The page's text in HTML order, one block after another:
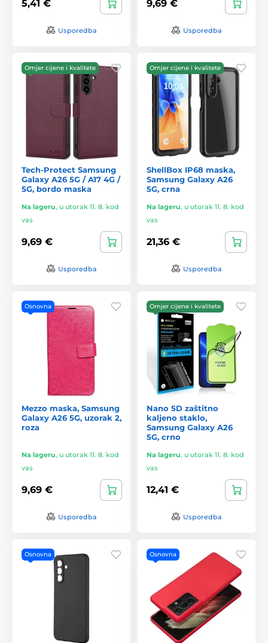
5,41 €
Usporedba
9,69 €
Usporedba
Omjer cijene i kvalitete
Tech-Protect Samsung
Galaxy A26 5G / A17 4G /
5G, bordo maska
Na lageru, u utorak 11. 8. kod
vas
9,69 €
Usporedba
Omjer cijene i kvalitete
ShellBox IP68 maska,
Samsung Galaxy A26
5G, crna
Na lageru, u utorak 11. 8. kod
vas
21,36 €
Usporedba
Osnovna
Mezzo maska, Samsung
Galaxy A26 5G, uzorak 2,
roza
Na lageru, u utorak 11. 8. kod
vas
9,69 €
Usporedba
Omjer cijene i kvalitete
Nano 5D zaštitno
kaljeno staklo,
Samsung Galaxy A26
5G, crno
Na lageru, u utorak 11. 8. kod
vas
12,41 €
Usporedba
Osnovna Osnovna